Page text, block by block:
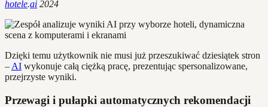
hotele.ai 2024
Dzięki temu użytkownik nie musi już przeszukiwać dziesiątek stron
– AI wykonuje całą ciężką pracę, prezentując spersonalizowane,
przejrzyste wyniki.
Przewagi i pułapki automatycznych rekomendacji